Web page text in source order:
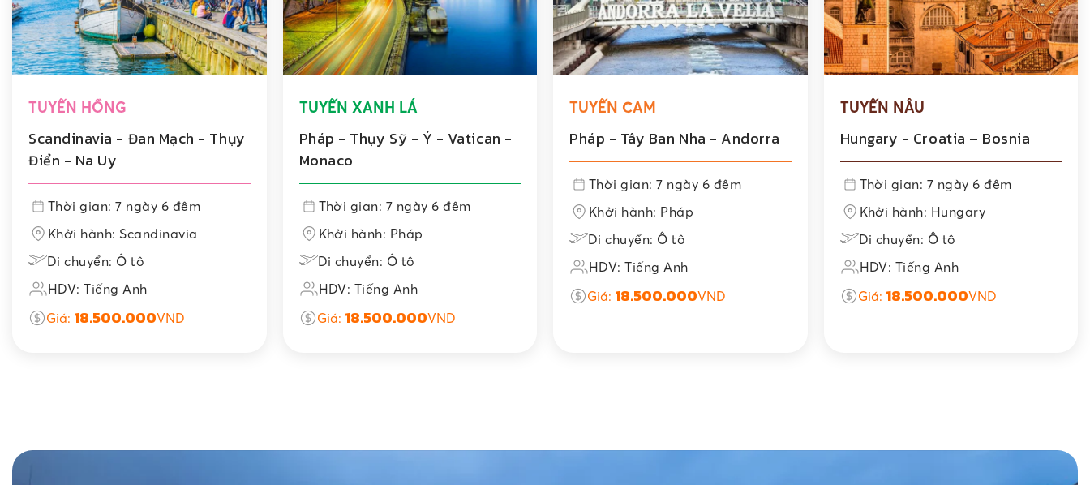
TUYẾN HỒNG
Scandinavia - Đan Mạch - Thụy
Điển - Na Uy
Thời gian: 7 ngày 6 đêm
Khởi hành: Scandinavia
Di chuyển: Ô tô
HDV: Tiếng Anh
Giá: 18.500.000VND
TUYẾN XANH LÁ
Pháp - Thụy Sỹ - Ý - Vatican -
Monaco
Thời gian: 7 ngày 6 đêm
Khởi hành: Pháp
Di chuyển: Ô tô
HDV: Tiếng Anh
Giá: 18.500.000VND
TUYẾN CAM
Pháp - Tây Ban Nha - Andorra
Thời gian: 7 ngày 6 đêm
Khởi hành: Pháp
Di chuyển: Ô tô
HDV: Tiếng Anh
Giá: 18.500.000VND
TUYẾN NÂU
Hungary - Croatia – Bosnia
Thời gian: 7 ngày 6 đêm
Khởi hành: Hungary
Di chuyển: Ô tô
HDV: Tiếng Anh
Giá: 18.500.000VND